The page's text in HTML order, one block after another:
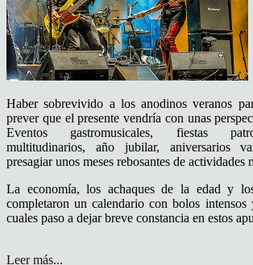
Haber sobrevivido a los anodinos veranos
prever que el presente vendría con unas
Eventos gastromusicales, fiestas
multitudinarios, año jubilar, aniversarios
presagiar unos meses rebosantes de actividades
La economía, los achaques de la edad y
completaron un calendario con bolos
cuales paso a dejar breve constancia en estos
Leer más...